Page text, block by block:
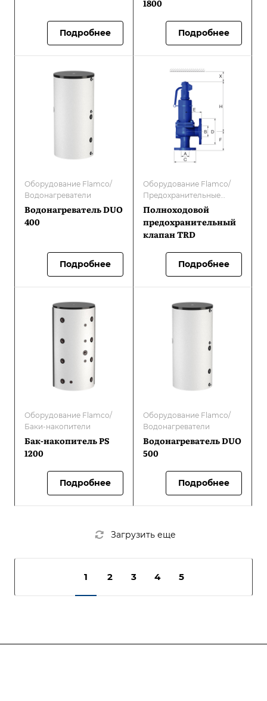
Подробнее
1800
Подробнее
Оборудование Flamco/
Водонагреватели
Водонагреватель DUO
400
Подробнее
Оборудование Flamco/
Предохранительные
клапаны
Полноходовой
предохранительный
клапан TRD
Подробнее
Оборудование Flamco/
Баки-накопители
Бак-накопитель PS
1200
Подробнее
Оборудование Flamco/
Водонагреватели
Водонагреватель DUO
500
Подробнее
Загрузить еще
1 2 3 4 5